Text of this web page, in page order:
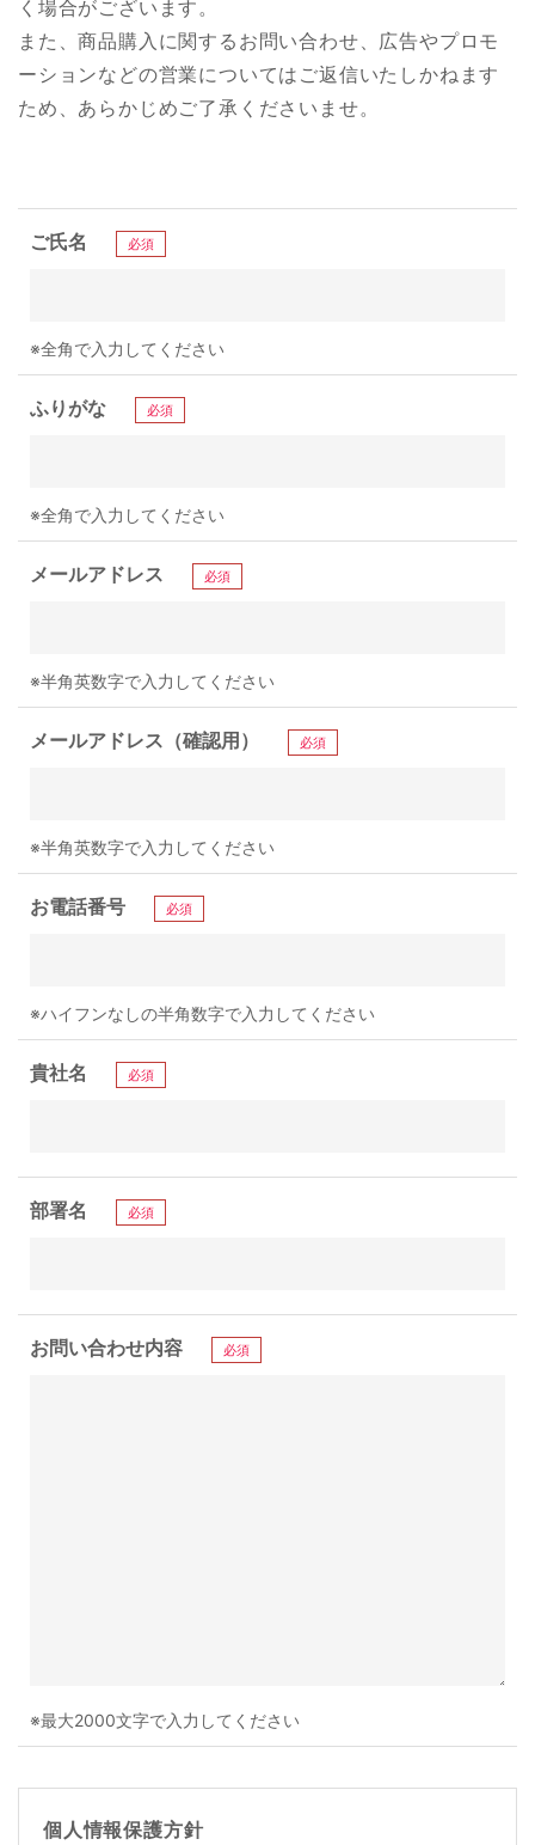
く場合がございます。
また、商品購入に関するお問い合わせ、広告やプロモ
ーションなどの営業についてはご返信いたしかねます
ため、あらかじめご了承くださいませ。
ご氏名 必須
※全角で入力してください
ふりがな 必須
※全角で入力してください
メールアドレス 必須
※半角英数字で入力してください
メールアドレス（確認用） 必須
※半角英数字で入力してください
お電話番号 必須
※ハイフンなしの半角数字で入力してください
貴社名 必須
部署名 必須
お問い合わせ内容 必須
※最大2000文字で入力してください
個人情報保護方針